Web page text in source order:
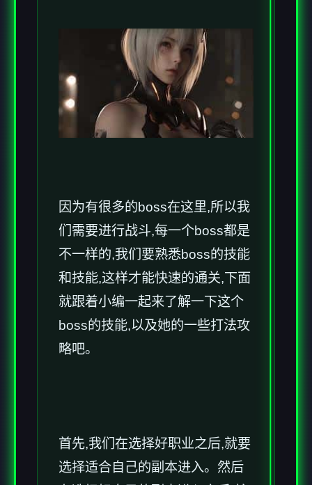
因为有很多的boss在这里,所以我
们需要进行战斗,每一个boss都是
不一样的,我们要熟悉boss的技能
和技能,这样才能快速的通关,下面
就跟着小编一起来了解一下这个
boss的技能,以及她的一些打法攻
略吧。
首先,我们在选择好职业之后,就要
选择适合自己的副本进入。然后